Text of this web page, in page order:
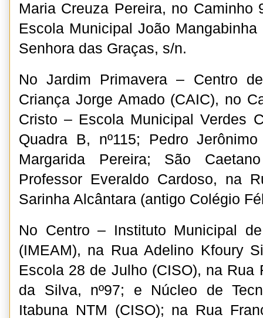
Maria Creuza Pereira, no Caminho
Escola Municipal João
Senhora das Graças, s/n.
No Jardim Primavera – Centro
Criança Jorge Amado (CAIC), no
Cristo – Escola Municipal Verdes
Quadra B, nº115; Pedro
Margarida Pereira; São
Professor Everaldo Cardoso, na
Sarinha Alcântara (antigo Colégio
No Centro – Instituto Municipal
(IMEAM), na Rua Adelino Kfoury
Escola 28 de Julho (CISO), na Rua
da Silva, nº97; e Núcleo de
Itabuna NTM (CISO); na Rua